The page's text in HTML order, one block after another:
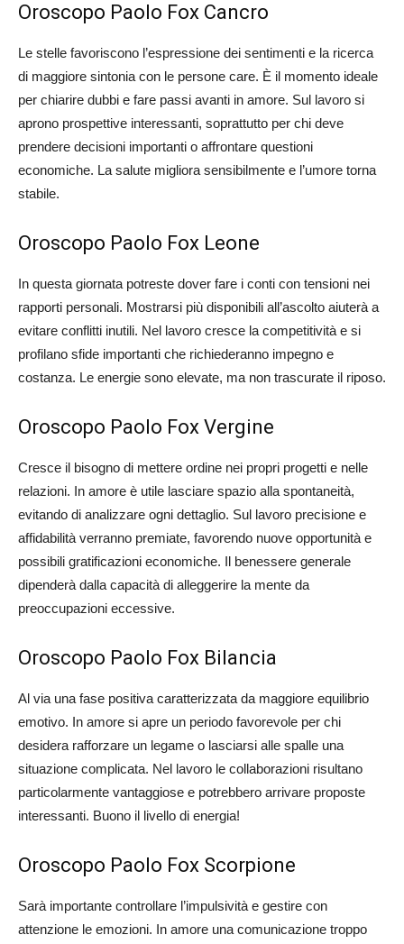
Oroscopo Paolo Fox Cancro
Le stelle favoriscono l’espressione dei sentimenti e la ricerca
di maggiore sintonia con le persone care. È il momento ideale
per chiarire dubbi e fare passi avanti in amore. Sul lavoro si
aprono prospettive interessanti, soprattutto per chi deve
prendere decisioni importanti o affrontare questioni
economiche. La salute migliora sensibilmente e l’umore torna
stabile.
Oroscopo Paolo Fox Leone
In questa giornata potreste dover fare i conti con tensioni nei
rapporti personali. Mostrarsi più disponibili all’ascolto aiuterà a
evitare conflitti inutili. Nel lavoro cresce la competitività e si
profilano sfide importanti che richiederanno impegno e
costanza. Le energie sono elevate, ma non trascurate il riposo.
Oroscopo Paolo Fox Vergine
Cresce il bisogno di mettere ordine nei propri progetti e nelle
relazioni. In amore è utile lasciare spazio alla spontaneità,
evitando di analizzare ogni dettaglio. Sul lavoro precisione e
affidabilità verranno premiate, favorendo nuove opportunità e
possibili gratificazioni economiche. Il benessere generale
dipenderà dalla capacità di alleggerire la mente da
preoccupazioni eccessive.
Oroscopo Paolo Fox Bilancia
Al via una fase positiva caratterizzata da maggiore equilibrio
emotivo. In amore si apre un periodo favorevole per chi
desidera rafforzare un legame o lasciarsi alle spalle una
situazione complicata. Nel lavoro le collaborazioni risultano
particolarmente vantaggiose e potrebbero arrivare proposte
interessanti. Buono il livello di energia!
Oroscopo Paolo Fox Scorpione
Sarà importante controllare l’impulsività e gestire con
attenzione le emozioni. In amore una comunicazione troppo